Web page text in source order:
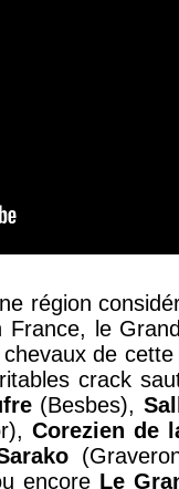
région
France, le
de
crack
(Besbes),
Corezien de
encore Le